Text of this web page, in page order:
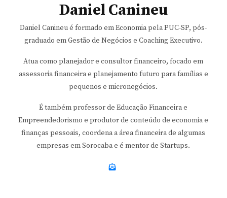
Daniel Canineu
Daniel Canineu é formado em Economia pela PUC-SP, pós-
graduado em Gestão de Negócios e Coaching Executivo.
Atua como planejador e consultor financeiro, focado em
assessoria financeira e planejamento futuro para famílias e
pequenos e micronegócios.
É também professor de Educação Financeira e
Empreendedorismo e produtor de conteúdo de economia e
finanças pessoais, coordena a área financeira de algumas
empresas em Sorocaba e é mentor de Startups.